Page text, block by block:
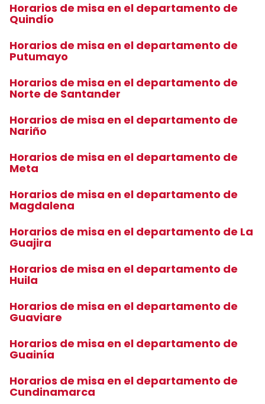
Horarios de misa en el departamento de
Quindío
Horarios de misa en el departamento de
Putumayo
Horarios de misa en el departamento de
Norte de Santander
Horarios de misa en el departamento de
Nariño
Horarios de misa en el departamento de
Meta
Horarios de misa en el departamento de
Magdalena
Horarios de misa en el departamento de La
Guajira
Horarios de misa en el departamento de
Huila
Horarios de misa en el departamento de
Guaviare
Horarios de misa en el departamento de
Guainía
Horarios de misa en el departamento de
Cundinamarca